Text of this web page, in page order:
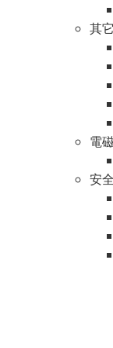
其
電
安